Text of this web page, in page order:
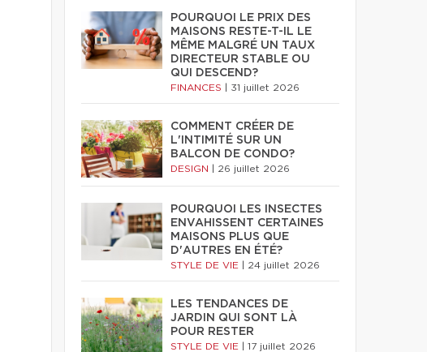
POURQUOI LE PRIX DES
MAISONS RESTE-T-IL LE
MÊME MALGRÉ UN TAUX
DIRECTEUR STABLE OU
QUI DESCEND?
FINANCES 31 juillet 2026
COMMENT CRÉER DE
L'INTIMITÉ SUR UN
BALCON DE CONDO?
DESIGN 26 juillet 2026
POURQUOI LES INSECTES
ENVAHISSENT CERTAINES
MAISONS PLUS QUE
D'AUTRES EN ÉTÉ?
STYLE DE VIE 24 juillet 2026
LES TENDANCES DE
JARDIN QUI SONT LÀ
POUR RESTER
STYLE DE VIE 17 juillet 2026